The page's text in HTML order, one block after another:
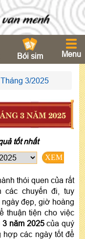
Bói sim Menu
Tháng 3/2025
3 NĂM 2025
tốt nhất
XEM
thói quen của rất
chuyến đi, tuy
đẹp, giờ hoàng
thuận tiện cho việc
3 năm 2025của quý
hợp các ngày tốt để